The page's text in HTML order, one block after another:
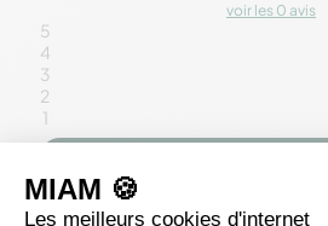
voir les 0 avis
5
4
3
2
1